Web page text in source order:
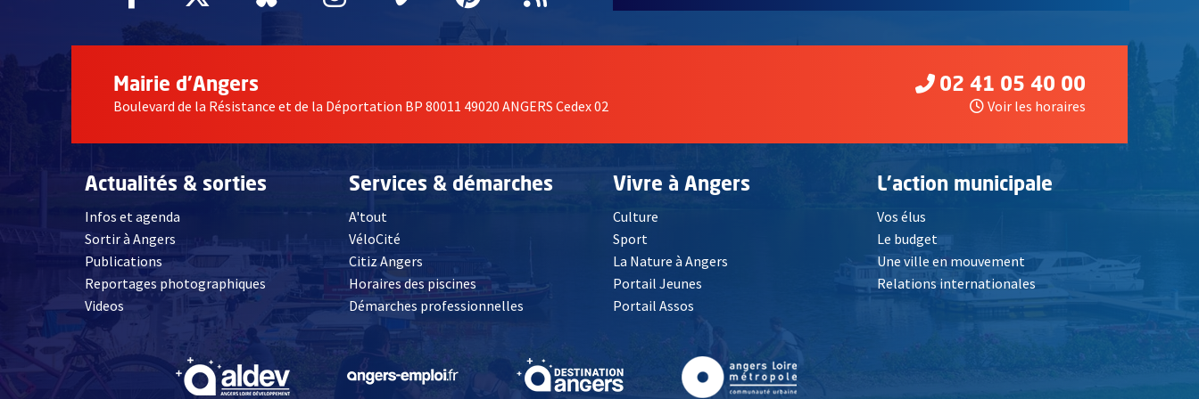
Mairie d'Angers
Boulevard de la Résistance et de la Déportation BP 80011 49020 ANGERS Cedex 02
02 41 05 40 00
Voir les horaires
Actualités & sorties
Infos et agenda
Sortir à Angers
Publications
Reportages photographiques
Videos, Ouvre une nouvelle fenêtre
Services & démarches
A'tout
VéloCité
Citiz Angers , Ouvre une nouvelle fenêtre
Horaires des piscines
Démarches professionnelles
Vivre à Angers
Culture
Sport
La Nature à Angers
Portail Jeunes
Portail Assos
L'action municipale
Vos élus
Le budget
Une ville en mouvement
Relations internationales
, Ouvre une nouvelle fenêtre , Ouvre une nouvelle fenêtre , Ouvre une nouvelle fenêtre, Ouvre une nouvelle fenêtre